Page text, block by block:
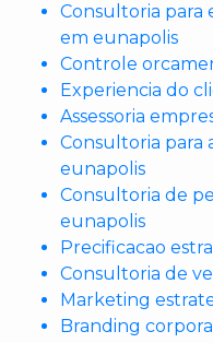
Consultoria para
em eunapolis
Controle
Experiencia do
Assessoria
Consultoria para
eunapolis
Consultoria de
eunapolis
Precificacao
Consultoria de
Marketing
Branding